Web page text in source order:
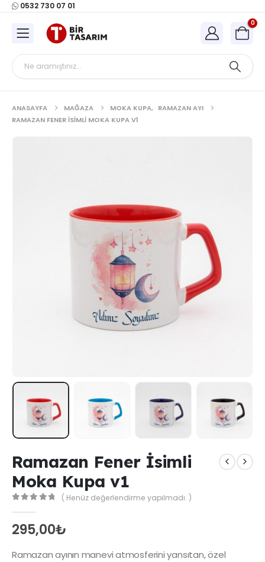
0532 730 07 01
0
ANASAYFA MAĞAZA MOKA KUPA, RAMAZAN AYI
RAMAZAN FENER İSIMLI MOKA KUPA V1
Ramazan Fener İsimli
Moka Kupa v1
( Henüz değerlendirme yapılmadı. )
295,00₺
Ramazan ayının manevi atmosferini yansıtan, özel